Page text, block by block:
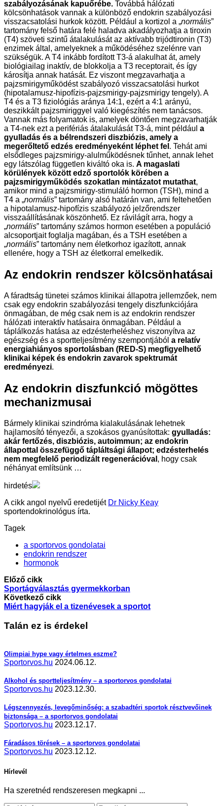
szabályozásának kapuőrébe. Továbbá hálózati
kölcsönhatások vannak a különböző endokrin szabályozási
visszacsatolási hurkok között. Például a kortizol a „normális”
tartomány felső határa felé haladva akadályozhatja a tiroxin
(T4) szöveti szintű átalakulását az aktívabb trijódtironin (T3)
enzimek által, amelyeknek a működéséhez szelénre van
szükségük. A T4 inkább fordított T3-á alakulhat át, amely
biológiailag inaktív, de blokkolja a T3 receptorait, és így
károsítja annak hatását. Ez viszont megzavarhatja a
pajzsmirigyműködést szabályozó visszacsatolási hurkot
(hipotalamusz-hipofízis-pajzsmirigy-pajzsmirigy tengely). A
T4 és a T3 fiziológiás aránya 14:1, ezért a 4:1 arányú,
deszikkált pajzsmiriggyel való kiegészítés nem tanácsos.
Vannak más folyamatok is, amelyek döntően megzavarhatják
a T4-nek ezt a perifériás átalakulását T3-á, mint például a
gyulladás és a bélrendszeri diszbiózis, amely a
megerőltető edzés eredményeként léphet fel . Tehát ami
elsődleges pajzsmirigy-alulműködésnek tűnhet, annak lehet
egy látszólag független kiváltó oka is. A magaslati
körülények között edző sportolók körében a
pajzsmirigyműködés szokatlan mintázatot mutathat,
amikor mind a pajzsmirigy-stimuláló hormon (TSH), mind a
T4 a „normális” tartomány alsó határán van, ami feltehetően
a hipotalamusz-hipofízis szabályozó jelzőrendszer
visszaállításának köszönhető. Ez rávilágít arra, hogy a
„normális” tartomány számos hormon esetében a populáció
alcsoportjait foglalja magában, és a TSH esetében a
„normális” tartomány nem életkorhoz igazított, annak
ellenére, hogy a TSH az életkorral emelkedik.
Az endokrin rendszer kölcsönhatásai
A fáradtság tünetei számos klinikai állapotra jellemzőek, nem
csak egy endokrin szabályozási tengely diszfunkciójára
önmagában, de még csak nem is az endokrin rendszer
hálózati interaktív hatásaira önmagában. Például a
táplálkozás hatása az edzésterheléshez viszonyítva az
egészség és a sportteljesítmény szempontjából a relatív
energiahiányos sportolásban (RED-S) megfigyelhető
klinikai képek és endokrin zavarok spektrumát
eredményezi.
Az endokrin diszfunkció mögöttes
mechanizmusai
Bármely klinikai szindróma kialakulásának lehetnek
hajlamosító tényezői, a szokásos gyanúsítottak: gyulladás:
akár fertőzés, diszbiózis, autoimmun; az endokrin
állapottal összefüggő tápláltsági állapot; edzésterhelés
nem megfelelő periodizált regenerációval , hogy csak
néhányat említsünk …
hirdetés
A cikk angol nyelvű eredetijét Dr Nicky Keay
sportendokrinológus írta.
Tagek
a sportorvos gondolatai
endokrin rendszer
hormonok
Előző cikk
Sportágválasztás gyermekkorban
Következő cikk
Miért hagyják el a tizenévesek a sportot
Talán ez is érdekel
Olimpiai hype vagy értelmes eszme?
Sportorvos.hu 2024.06.12.
Alkohol és sportteljesítmény – a sportorvos gondolatai
Sportorvos.hu 2023.12.30.
Légszennyezés, levegőminőség: a szabadtéri sportok résztvevőinek
biztonsága – a sportorvos gondolatai
Sportorvos.hu 2023.12.17.
Fáradásos törések – a sportorvos gondolatai
Sportorvos.hu 2023.12.12.
Hírlevél
Ha szeretnéd rendszeresen megkapni ...